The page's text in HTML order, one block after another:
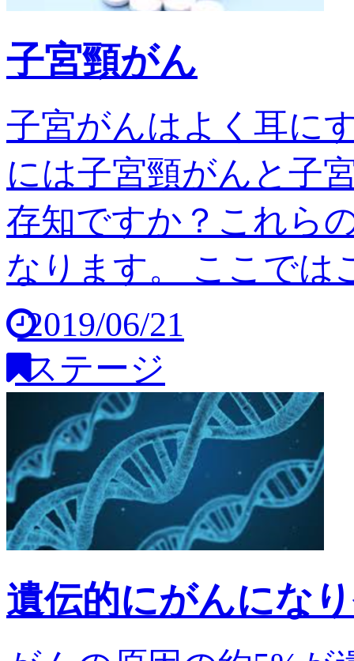
子宮頸がん
子宮がんはよく耳に
には子宮頸がんと子
存知ですか？これら
なります。 ここでは
2019/06/21
ステージ
遺伝的にがんにな